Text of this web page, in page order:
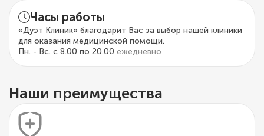
Часы работы
«Дуэт Клиник» благодарит Вас за выбор нашей клиники
для оказания медицинской помощи.
Пн. - Вс. с 8.00 по 20.00 ежедневно
Наши преимущества